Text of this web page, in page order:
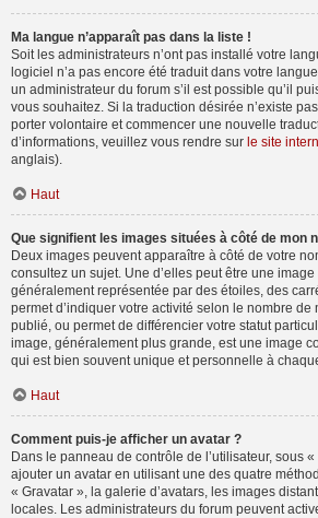
Ma langue n’apparaît pas dans la liste !
Soit les administrateurs n’ont pas installé votre
logiciel n’a pas encore été traduit dans votre
un administrateur du forum s’il est possible qu’il
vous souhaitez. Si la traduction désirée n’existe
porter volontaire et commencer une nouvelle
d’informations, veuillez vous rendre sur le site
anglais).
Haut
Que signifient les images situées à côté de mon
Deux images peuvent apparaître à côté de votre
consultez un sujet. Une d’elles peut être une
généralement représentée par des étoiles, des
permet d’indiquer votre activité selon le nombre
publié, ou permet de différencier votre statut
image, généralement plus grande, est une image
qui est bien souvent unique et personnelle à
Haut
Comment puis-je afficher un avatar ?
Dans le panneau de contrôle de l’utilisateur, sous
ajouter un avatar en utilisant une des quatre
« Gravatar », la galerie d’avatars, les images
locales. Les administrateurs du forum peuvent